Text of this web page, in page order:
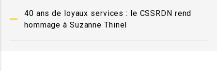
40 ans de loyaux services : le CSSRDN rend
hommage à Suzanne Thinel